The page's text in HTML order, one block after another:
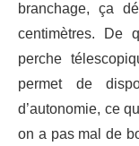
branchage, ça
centimètres. De
perche
permet de
d’autonomie, ce
on a pas mal de